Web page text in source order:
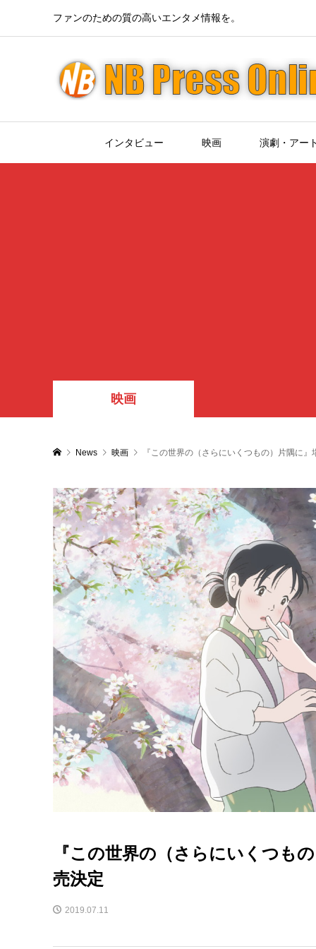
ファンのための質の高いエンタメ情報を。
インタビュー 映画 演劇・アート
映画
News 映画 『この世界の（さらにいくつもの）片隅に
『この世界の（さらにいくつも
売決定
2019.07.11